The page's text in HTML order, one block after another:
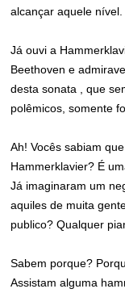
alcançar aquele nível.
Já ouvi a
Beethoven e
desta sonata , que
polêmicos, somente
Ah! Vocês sabiam
Hammerklavier? É
Já imaginaram um
aquiles de muita
publico? Qualquer
Sabem porque?
Assistam alguma